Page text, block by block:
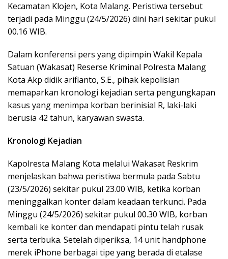
Kecamatan Klojen, Kota Malang. Peristiwa tersebut
terjadi pada Minggu (24/5/2026) dini hari sekitar pukul
00.16 WIB.
Dalam konferensi pers yang dipimpin Wakil Kepala
Satuan (Wakasat) Reserse Kriminal Polresta Malang
Kota Akp didik arifianto, S.E., pihak kepolisian
memaparkan kronologi kejadian serta pengungkapan
kasus yang menimpa korban berinisial R, laki-laki
berusia 42 tahun, karyawan swasta.
Kronologi Kejadian
Kapolresta Malang Kota melalui Wakasat Reskrim
menjelaskan bahwa peristiwa bermula pada Sabtu
(23/5/2026) sekitar pukul 23.00 WIB, ketika korban
meninggalkan konter dalam keadaan terkunci. Pada
Minggu (24/5/2026) sekitar pukul 00.30 WIB, korban
kembali ke konter dan mendapati pintu telah rusak
serta terbuka. Setelah diperiksa, 14 unit handphone
merek iPhone berbagai tipe yang berada di etalase